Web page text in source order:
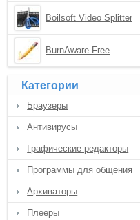
Boilsoft Video Splitter
BurnAware Free
Категории
Браузеры
Антивирусы
Графические редакторы
Программы для общения
Архиваторы
Плееры